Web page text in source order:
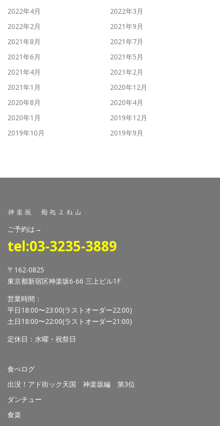
2022年4月
2022年3月
2022年2月
2021年9月
2021年8月
2021年7月
2021年6月
2021年5月
2021年4月
2021年2月
2021年1月
2020年12月
2020年8月
2020年4月
2020年1月
2019年12月
2019年10月
2019年9月
神楽坂 鮨処よね山
ご予約は→
tel:03-3235-3889
〒162-0825
東京都新宿区神楽坂6-66 三上ビル1F
営業時間：
平日18:00〜23:00(ラストオーダー22:00)
土日18:00〜22:00(ラストオーダー21:00)
定休日：水曜・祝祭日
食べログ
出没！アド街ック天国 神楽坂編 第3位
ダンチュー
食楽